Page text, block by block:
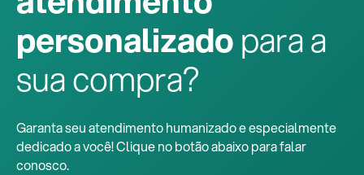
personalizadopara a
sua compra?
Garanta seu atendimento humanizado e especialmente
dedicado a você! Clique no botão abaixo para falar
conosco.